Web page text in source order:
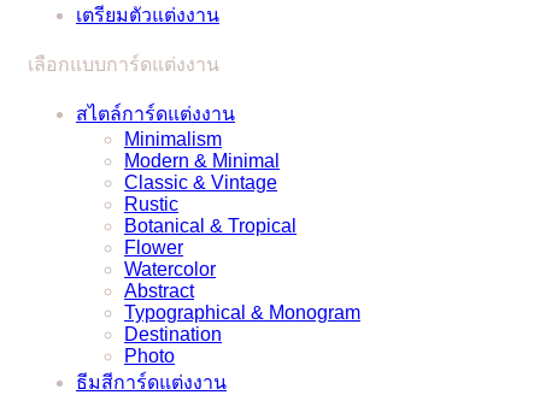
ยุ่งๆ
ง่ายๆ
เตรียมตัวแต่งงาน
เลือกแบบการ์ดแต่งงาน
สไตล์การ์ดแต่งงาน
Minimalism
Modern & Minimal
Classic & Vintage
Rustic
Botanical & Tropical
Flower
Watercolor
Abstract
Typographical & Monogram
Destination
Photo
ธีมสีการ์ดแต่งงาน